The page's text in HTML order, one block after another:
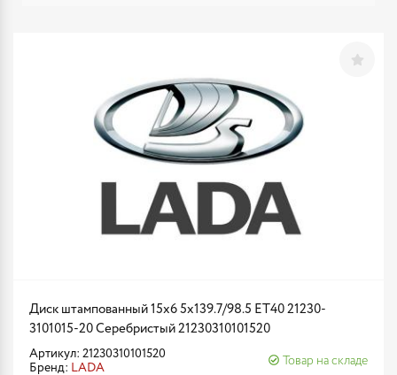
Диск штампованный 15x6 5x139.7/98.5 ET40 21230-
3101015-20 Серебристый 21230310101520
Артикул: 21230310101520
Бренд: LADA
Товар на складе